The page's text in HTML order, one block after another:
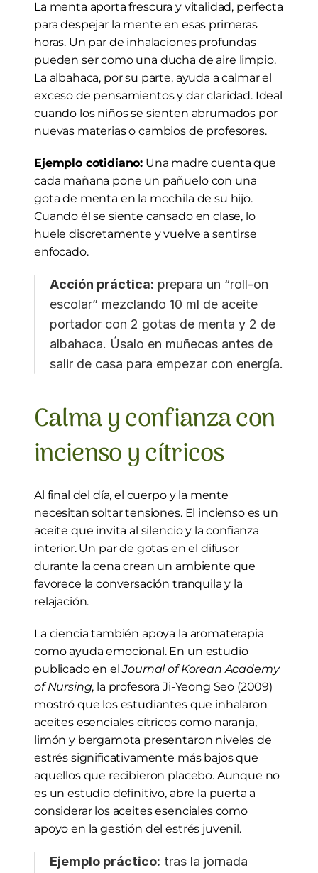
La menta aporta frescura y vitalidad, perfecta
para despejar la mente en esas primeras
horas. Un par de inhalaciones profundas
pueden ser como una ducha de aire limpio.
La albahaca, por su parte, ayuda a calmar el
exceso de pensamientos y dar claridad. Ideal
cuando los niños se sienten abrumados por
nuevas materias o cambios de profesores.
Ejemplo cotidiano: Una madre cuenta que
cada mañana pone un pañuelo con una
gota de menta en la mochila de su hijo.
Cuando él se siente cansado en clase, lo
huele discretamente y vuelve a sentirse
enfocado.
Acción práctica: prepara un “roll-on
escolar” mezclando 10 ml de aceite
portador con 2 gotas de menta y 2 de
albahaca. Úsalo en muñecas antes de
salir de casa para empezar con energía.
Calma y confianza con
incienso y cítricos
Al final del día, el cuerpo y la mente
necesitan soltar tensiones. El incienso es un
aceite que invita al silencio y la confianza
interior. Un par de gotas en el difusor
durante la cena crean un ambiente que
favorece la conversación tranquila y la
relajación.
La ciencia también apoya la aromaterapia
como ayuda emocional. En un estudio
publicado en el Journal of Korean Academy
of Nursing, la profesora Ji-Yeong Seo (2009)
mostró que los estudiantes que inhalaron
aceites esenciales cítricos como naranja,
limón y bergamota presentaron niveles de
estrés significativamente más bajos que
aquellos que recibieron placebo. Aunque no
es un estudio definitivo, abre la puerta a
considerar los aceites esenciales como
apoyo en la gestión del estrés juvenil.
Ejemplo práctico: tras la jornada